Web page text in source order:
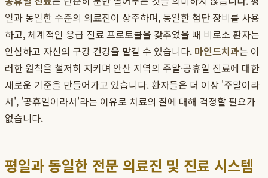
일과 동일한 수준의 의료진이 상주하며, 동일한 첨단 장비를 사용
하고, 체계적인 응급 진료 프로토콜을 갖추었을 때 비로소 환자는
안심하고 자신의 구강 건강을 맡길 수 있습니다. 마인드치과는 이
러한 원칙을 철저히 지키며 안산 지역의 주말·공휴일 진료에 대한
새로운 기준을 만들어가고 있습니다. 환자들은 더 이상 '주말이라
서', '공휴일이라서'라는 이유로 치료의 질에 대해 걱정할 필요가
없습니다.
평일과 동일한 전문 의료진 및 진료 시스템